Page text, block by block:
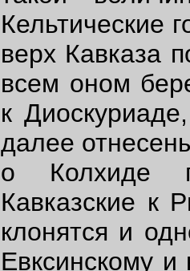
Кельтические
верх Кавказа
всем оном
к
далее
о Колхиде
Кавказские к
клонятся и
Евксинскому